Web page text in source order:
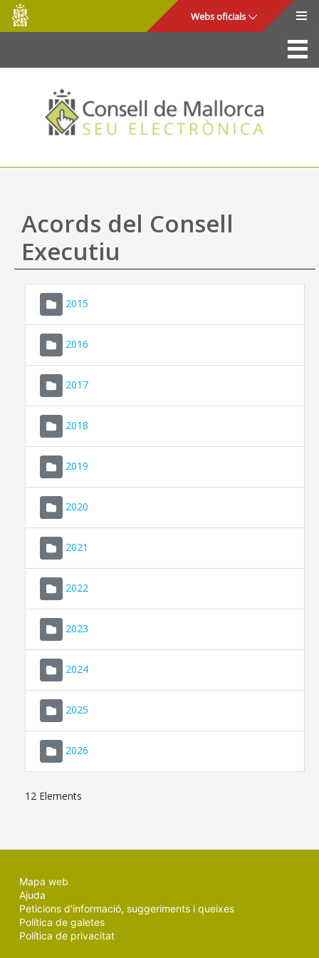
Salta al contingut principal
Consell
de
Mallorca
Webs oficials
La Seu
Consell de Mallorca
Accés i seguretat
Utilitats
Ajuda
Acords del Consell
Executiu
2015
2016
2017
2018
2019
2020
2021
2022
2023
2024
2025
2026
12 Elements
Mapa web
Ajuda
Peticions d'informació, suggeriments i queixes
Política de galetes
Política de privacitat